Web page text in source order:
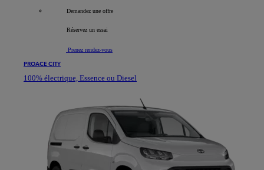
Demandez une offre
Réservez un essai
Prenez rendez-vous
PROACE CITY
100% électrique, Essence ou Diesel